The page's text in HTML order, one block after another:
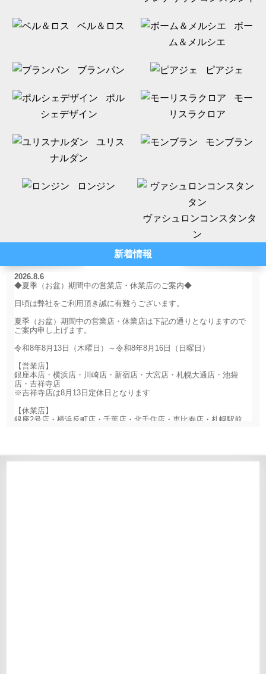
ベル＆ロス
ボー
ム＆メルシエ
ブランパン ピアジェ
ポル
シェデザイン
モー
リスラクロア
ユリス
ナルダン
モンブラン
ロンジン
ヴァシュロンコンスタンタ
ン
新着情報